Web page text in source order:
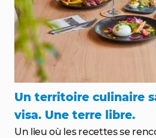
Un territoire culinaire
visa. Une terre libre.
Un lieu où les recettes se